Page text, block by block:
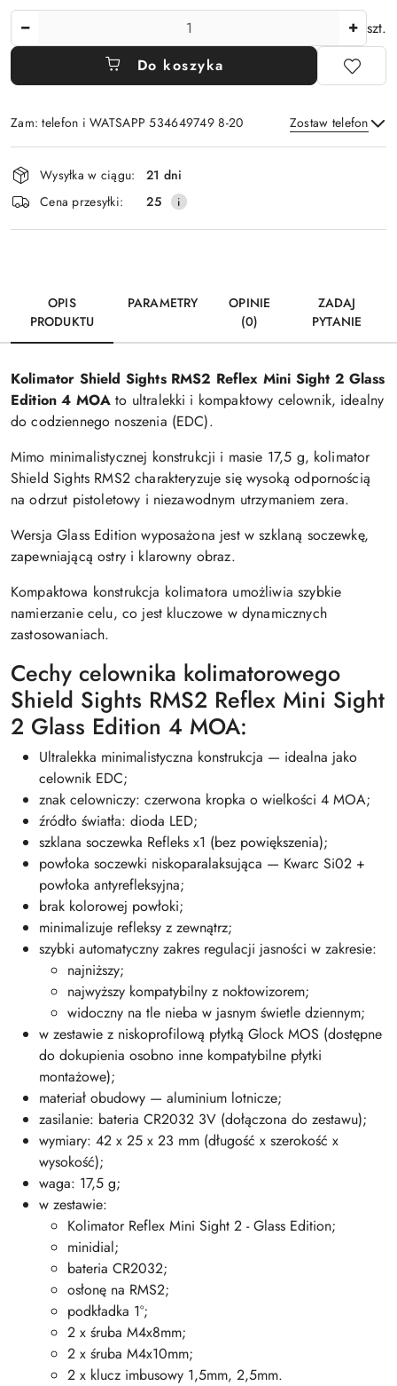
szt.
Do koszyka
Zam: telefon i WATSAPP 534649749 8-20 Zostaw telefon
Wyślij
Dostępność
i
dostawa
Wysyłka w ciągu:
21 dni
Cena przesyłki:
25
OPIS
PRODUKTU
PARAMETRY
OPINIE
(0)
ZADAJ
PYTANIE
Kolimator Shield Sights RMS2 Reflex Mini Sight 2 Glass
Edition 4 MOA to ultralekki i kompaktowy celownik, idealny
do codziennego noszenia (EDC).
Mimo minimalistycznej konstrukcji i masie 17,5 g, kolimator
Shield Sights RMS2 charakteryzuje się wysoką odpornością
na odrzut pistoletowy i niezawodnym utrzymaniem zera.
Wersja Glass Edition wyposażona jest w szklaną soczewkę,
zapewniającą ostry i klarowny obraz.
Kompaktowa konstrukcja kolimatora umożliwia szybkie
namierzanie celu, co jest kluczowe w dynamicznych
zastosowaniach.
Cechy celownika kolimatorowego
Shield Sights RMS2 Reflex Mini Sight
2 Glass Edition 4 MOA:
Ultralekka minimalistyczna konstrukcja — idealna jako
celownik EDC;
znak celowniczy: czerwona kropka o wielkości 4 MOA;
źródło światła: dioda LED;
szklana soczewka Refleks x1 (bez powiększenia);
powłoka soczewki niskoparalaksująca — Kwarc Si02 +
powłoka antyrefleksyjna;
brak kolorowej powłoki;
minimalizuje refleksy z zewnątrz;
szybki automatyczny zakres regulacji jasności w zakresie:
najniższy;
najwyższy kompatybilny z noktowizorem;
widoczny na tle nieba w jasnym świetle dziennym;
w zestawie z niskoprofilową płytką Glock MOS (dostępne
do dokupienia osobno inne kompatybilne płytki
montażowe);
materiał obudowy — aluminium lotnicze;
zasilanie: bateria CR2032 3V (dołączona do zestawu);
wymiary: 42 x 25 x 23 mm (długość x szerokość x
wysokość);
waga: 17,5 g;
w zestawie:
Kolimator Reflex Mini Sight 2 - Glass Edition;
minidial;
bateria CR2032;
osłonę na RMS2;
podkładka 1°;
2 x śruba M4x8mm;
2 x śruba M4x10mm;
2 x klucz imbusowy 1,5mm, 2,5mm.